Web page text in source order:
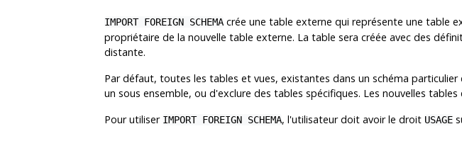
IMPORT FOREIGN SCHEMA crée une table externe qui représente une table
propriétaire de la nouvelle table externe. La table sera créée avec des
distante.
Par défaut, toutes les tables et vues, existantes dans un schéma
un sous ensemble, ou d'exclure des tables spécifiques. Les nouvelles
Pour utiliser IMPORT FOREIGN SCHEMA, l'utilisateur doit avoir le droit USAGE